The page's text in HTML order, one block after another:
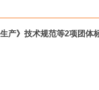
产》技术规范等2项团体